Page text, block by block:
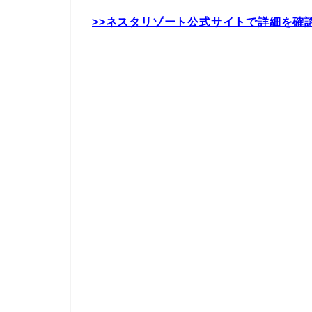
>>ネスタリゾート公式サイトで詳細を確